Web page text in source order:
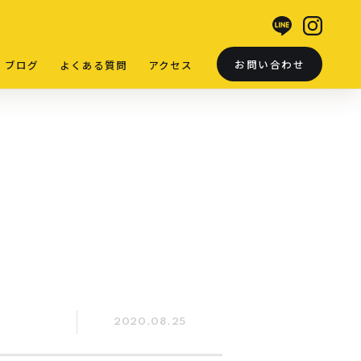
ブログ よくある質問 アクセス お問い合わせ
2020.08.25